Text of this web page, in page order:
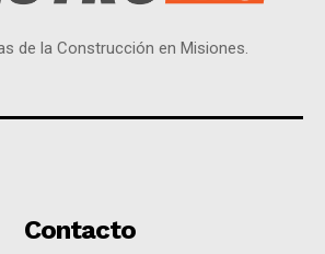
de la Construcción en Misiones.
Contacto